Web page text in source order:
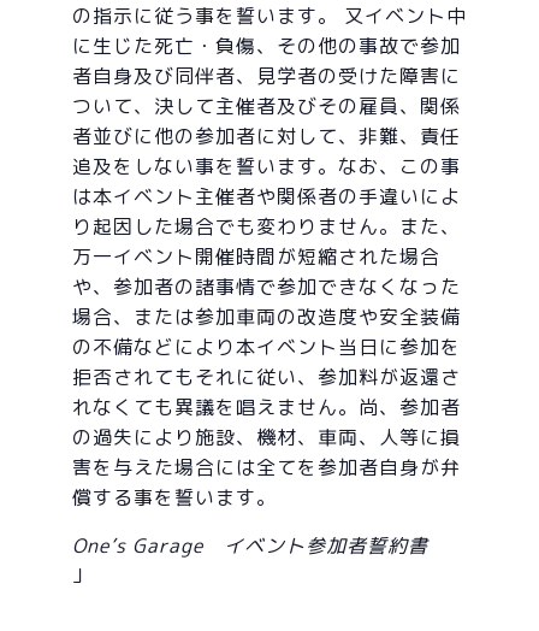
の指示に従う事を誓います。 又イベント中
に生じた死亡・負傷、その他の事故で参加
者自身及び同伴者、見学者の受けた障害に
ついて、決して主催者及びその雇員、関係
者並びに他の参加者に対して、非難、責任
追及をしない事を誓います。なお、この事
は本イベント主催者や関係者の手違いによ
り起因した場合でも変わりません。また、
万一イベント開催時間が短縮された場合
や、参加者の諸事情で参加できなくなった
場合、または参加車両の改造度や安全装備
の不備などにより本イベント当日に参加を
拒否されてもそれに従い、参加料が返還さ
れなくても異議を唱えません。尚、参加者
の過失により施設、機材、車両、人等に損
害を与えた場合には全てを参加者自身が弁
償する事を誓います。
One’s Garage イベント参加者誓約書